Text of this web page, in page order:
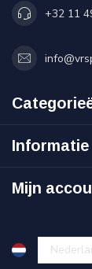
+32 11
Informatie
Mijn